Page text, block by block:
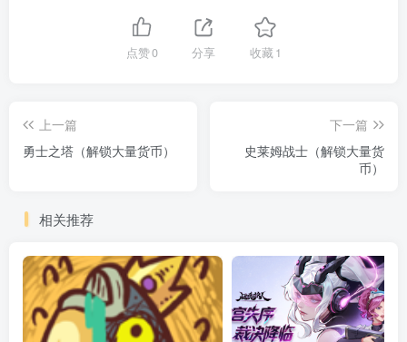
点赞0 分享 收藏1
上一篇
勇士之塔（解锁大量货币）
下一篇
史莱姆战士（解锁大量货
币）
相关推荐